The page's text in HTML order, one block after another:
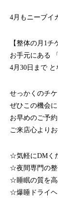
4月もニーブイ
【整体の月1チ
お手元にある
4月30日まで と
せっかくのチ
ぜひこの機会に
お早めのご予
ご来店心より
☆気軽にDMく
☆夜間専門の
☆睡眠の質を高
☆爆睡ドライ